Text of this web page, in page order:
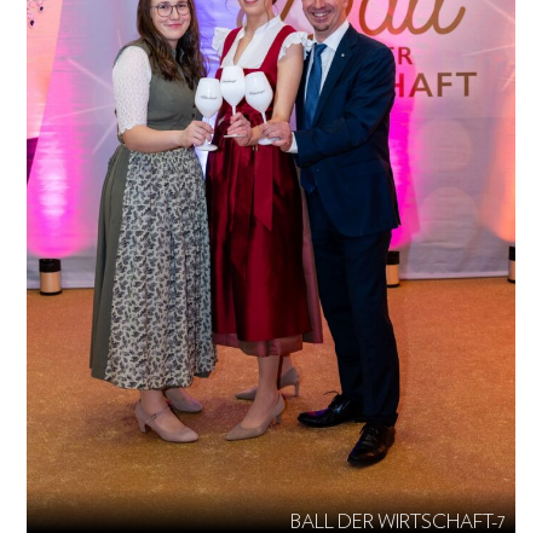
BALL DER WIRTSCHAFT-7